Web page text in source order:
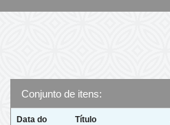
Conjunto de itens:
Data do
Título